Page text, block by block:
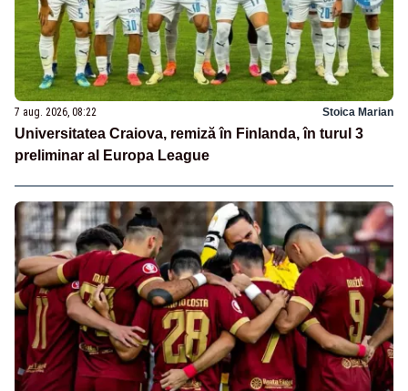
7 aug. 2026, 08:22 Stoica Marian
Universitatea Craiova, remiză în Finlanda, în turul 3
preliminar al Europa League